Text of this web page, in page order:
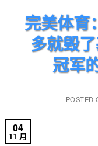
完美体育
多就毁
冠军
POSTED
04
11 月